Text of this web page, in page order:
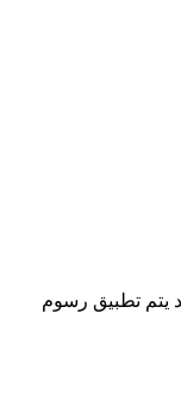
يتم تطبيق رسوم